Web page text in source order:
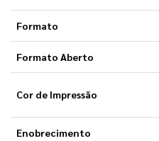
Formato
Formato Aberto
Cor de Impressão
Enobrecimento